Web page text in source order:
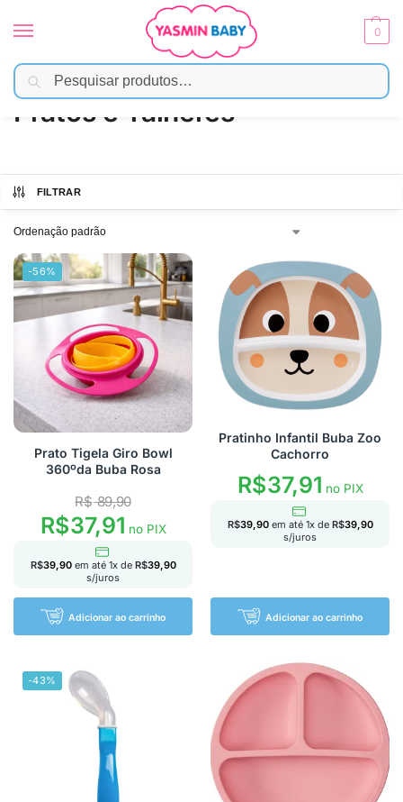
0
Início Alimentação / Pratos e Talheres
Pratos e Talheres
FILTRAR
-56%
Prato Tigela Giro Bowl
360ºda Buba Rosa
R$89,90
R$37,91 no PIX
R$39,90 em até 1x de R$39,90
s/juros
Adicionar ao carrinho
Pratinho Infantil Buba Zoo
Cachorro
R$37,91 no PIX
R$39,90 em até 1x de R$39,90
s/juros
Adicionar ao carrinho
-43%